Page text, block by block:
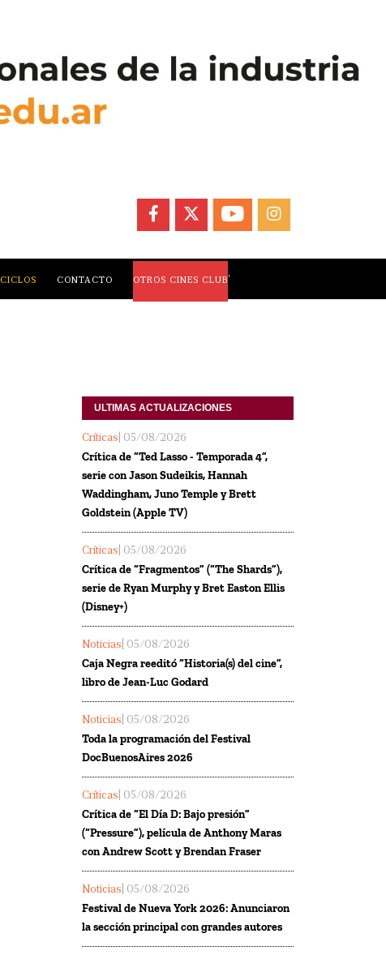
FACEBOOKYOUTUBEINSTAGRAM
CICLOS CONTACTO OTROS CINES CLUB
ULTIMAS ACTUALIZACIONES
Críticas | 05/08/2026
Crítica de “Ted Lasso - Temporada 4”,
serie con Jason Sudeikis, Hannah
Waddingham, Juno Temple y Brett
Goldstein (Apple TV)
Críticas | 05/08/2026
Crítica de “Fragmentos” (“The Shards”),
serie de Ryan Murphy y Bret Easton Ellis
(Disney+)
Noticias | 05/08/2026
Caja Negra reeditó “Historia(s) del cine”,
libro de Jean-Luc Godard
Noticias | 05/08/2026
Toda la programación del Festival
DocBuenosAires 2026
Críticas | 05/08/2026
Crítica de “El Día D: Bajo presión”
(“Pressure”), película de Anthony Maras
con Andrew Scott y Brendan Fraser
Noticias | 05/08/2026
Festival de Nueva York 2026: Anunciaron
la sección principal con grandes autores